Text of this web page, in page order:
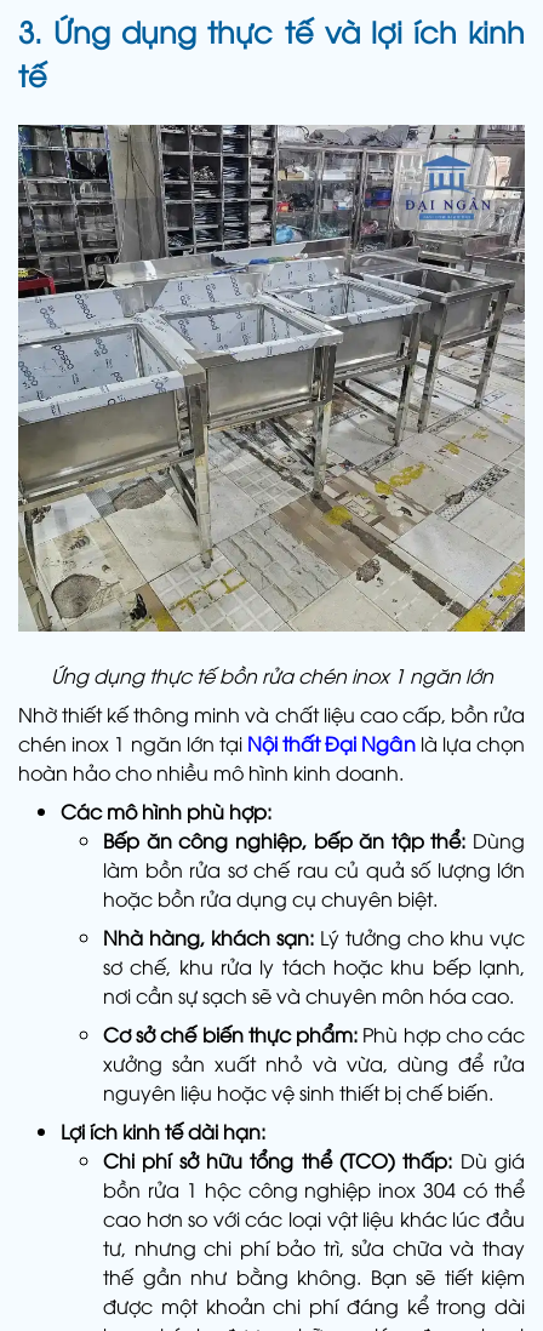
3. Ứng dụng thực tế và lợi ích kinh
tế
Ứng dụng thực tế bồn rửa chén inox 1 ngăn lớn
Nhờ thiết kế thông minh và chất liệu cao cấp, bồn rửa
chén inox 1 ngăn lớn tại Nội thất Đại Ngânlà lựa chọn
hoàn hảo cho nhiều mô hình kinh doanh.
Các mô hình phù hợp:
Bếp ăn công nghiệp, bếp ăn tập thể: Dùng
làm bồn rửa sơ chế rau củ quả số lượng lớn
hoặc bồn rửa dụng cụ chuyên biệt.
Nhà hàng, khách sạn: Lý tưởng cho khu vực
sơ chế, khu rửa ly tách hoặc khu bếp lạnh,
nơi cần sự sạch sẽ và chuyên môn hóa cao.
Cơ sở chế biến thực phẩm: Phù hợp cho các
xưởng sản xuất nhỏ và vừa, dùng để rửa
nguyên liệu hoặc vệ sinh thiết bị chế biến.
Lợi ích kinh tế dài hạn:
Chi phí sở hữu tổng thể (TCO) thấp: Dù giá
bồn rửa 1 hộc công nghiệp inox 304 có thể
cao hơn so với các loại vật liệu khác lúc đầu
tư, nhưng chi phí bảo trì, sửa chữa và thay
thế gần như bằng không. Bạn sẽ tiết kiệm
được một khoản chi phí đáng kể trong dài